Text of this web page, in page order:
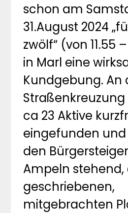
schon am
31.August 2024
zwölf“ (von 11.55
in Marl eine
Kundgebung. An
ca 23 Aktive
eingefunden
den
Ampeln stehend,
geschriebenen,
mitgebrachten